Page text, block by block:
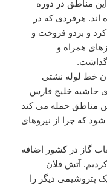
مناطق در دوره
اند. هرفردی که در
و بردو فروخت و
همراه و
گذاشت.
خط لوله نشتی
حاشیه خلیج فارس
مناطق حمله می کند
که چرا از نیروهای
گاز در کشور اضافه
آتش فلان
پتروشیمی دیگر را